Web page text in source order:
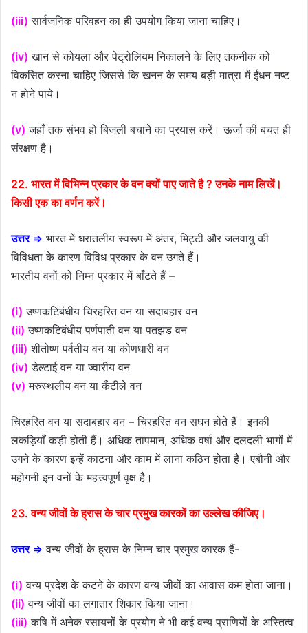
(iii) सार्वजनिक परिवहन का ही उपयोग किया जाना चाहिए।
(iv) खान से कोयला और पेट्रोलियम निकालने के लिए तकनीक को
विकसित करना चाहिए जिससे कि खनन के समय बड़ी मात्रा में ईंधन नष्ट
न होने पाये।
(v) जहाँ तक संभव हो बिजली बचाने का प्रयास करें। ऊर्जा की बचत ही
संरक्षण है।
22. भारत में विभिन्न प्रकार के वन क्यों पाए जाते है ? उनके नाम लिखें।
किसी एक का वर्णन करें।
उत्तर ⇒ भारत में धरातलीय स्वरूप में अंतर, मिट्टी और जलवायु की
विविधता के कारण विविध प्रकार के वन उगते हैं।
भारतीय वनों को निम्न प्रकार में बाँटते हैं –
(i) उष्णकटिबंधीय चिरहरित वन या सदाबहार वन
(ii) उष्णकटिबंधीय पर्णपाती वन या पतझड वन
(iii) शीतोष्ण पर्वतीय वन या कोणधारी वन
(iv) डेल्टाई वन या ज्वारीय वन
(v) मरुस्थलीय वन या कँटीले वन
चिरहरित वन या सदाबहार वन – चिरहरित वन सघन होते हैं। इनकी
लकड़ियाँ कड़ी होती हैं। अधिक तापमान, अधिक वर्षा और दलदली भागों में
उगने के कारण इन्हें काटना और काम में लाना कठिन होता है। एबौनी और
महोगनी इन वनों के महत्त्वपूर्ण वृक्ष है।
23. वन्य जीवों के ह्रास के चार प्रमुख कारकों का उल्लेख कीजिए।
उत्तर ⇒ वन्य जीवों के ह्रास के निम्न चार प्रमुख कारक हैं-
(i) वन्य प्रदेश के कटने के कारण वन्य जीवों का आवास कम होता जाना।
(ii) वन्य जीवों का लगातार शिकार किया जाना।
(iii) कषि में अनेक रसायनों के प्रयोग ने भी कई वन्य प्राणियों के अस्तित्व